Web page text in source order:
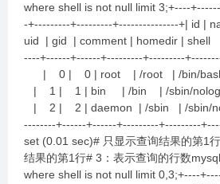
where shell is not null limit 3;+----
-+---------+---------+---------------+| id |
uid | gid | comment | homedir |
----+------+------+---------+---------
| 0 | 0 | root | /root | /bin/
| 1 | 1 | bin | /bin | /sbin/
| 2 | 2 | daemon | /sbin | /sbin/
--------+------+------+---------+---------
set (0.01 sec)# 只显示查询结果的第1
结果的第1行# 3：表示查询的行数
where shell is not null limit 0,3;+----